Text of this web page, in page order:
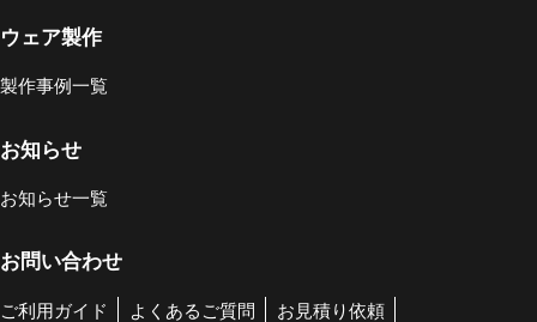
ウェア製作
製作事例一覧
お知らせ
お知らせ一覧
お問い合わせ
ご利用ガイド よくあるご質問 お見積り依頼